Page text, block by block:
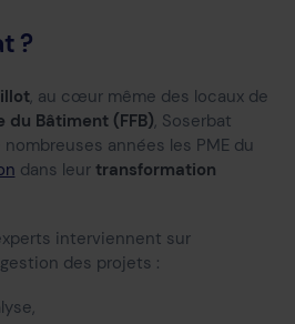
?
, au cœur même des locaux de
du Bâtiment (FFB) , Soserbat
années les PME du
dans leur transformation
interviennent sur
des projets :